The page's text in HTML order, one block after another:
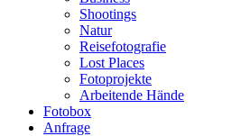
Shootings
Natur
Reisefotografie
Lost Places
Fotoprojekte
Arbeitende Hände
Fotobox
Anfrage